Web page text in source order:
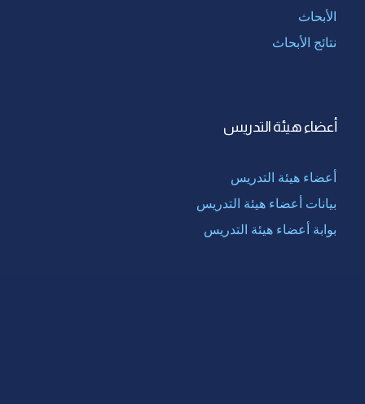
الأبحاث
نتائج الأبحاث
أعضاء هيئة التدريس
أعضاء هيئة التدريس
بيانات أعضاء هيئة التدريس
بوابة أعضاء هيئة التدريس